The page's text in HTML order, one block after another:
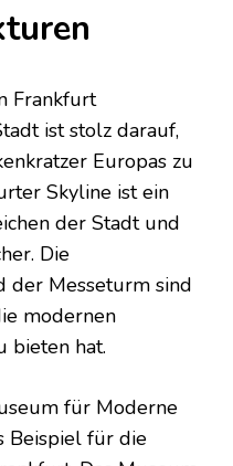
Frankfurt
ist stolz darauf,
Europas zu
Skyline ist ein
der Stadt und
Die
der Messeturm sind
modernen
bieten hat.
für Moderne
Beispiel für die